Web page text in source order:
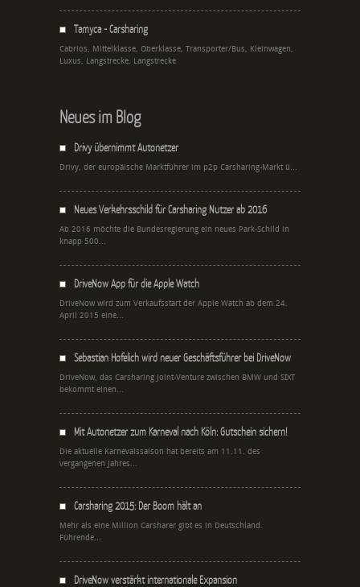
Tamyca - Carsharing
Cabrios, Mittelklasse, Oberklasse, Transporter/Bus, Kleinwagen,
Luxus, Langstrecke, Langstrecke
Neues im Blog
Drivy übernimmt Autonetzer
Drivy, der europäische Marktführer im p2p Carsharing-Markt ü...
Neues Verkehrsschild für Carsharing Nutzer ab 2016
Ab 2016 möchte die Bundesregierung ein neues Park-Schild in
knapp 500...
DriveNow App für die Apple Watch
DriveNow wird zum Verkaufsstart der Apple Watch ab dem 24.
April 2015 eine...
Sebastian Hofelich wird neuer Geschäftsführer bei DriveNow
DriveNow, das Carsharing Joint-Venture zwischen BMW und SIXT
bekommt einen...
Mit Autonetzer zum Karneval nach Köln: Gutschein sichern!
Die aktuelle Karnevalssaison hat bereits am 11.11. des
vergangenen Jahres...
Carsharing 2015: Der Boom hält an
Mehr als eine Million Carsharer gibt es in Deutschland.
Führende...
DriveNow verstärkt internationale Expansion